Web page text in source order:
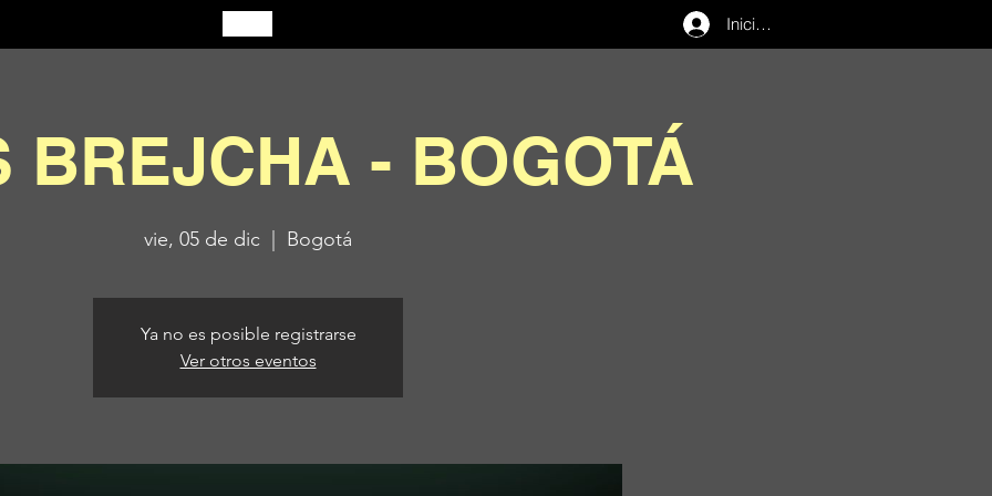
Iniciar sesión
BREJCHA - BOGOTÁ
vie, 05 de dic Bogotá
Ya no es posible registrarse
Ver otros eventos